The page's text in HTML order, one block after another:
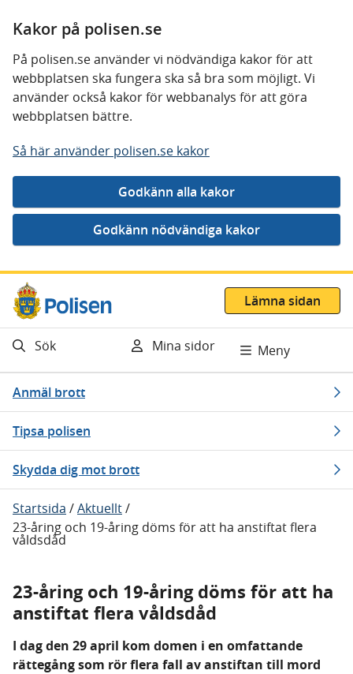
Kakor på polisen.se
På polisen.se använder vi nödvändiga kakor för att
webbplatsen ska fungera ska så bra som möjligt. Vi
använder också kakor för webbanalys för att göra
webbplatsen bättre.
Så här använder polisen.se kakor
Gå direkt till innehåll
Lämna sidan
Sök Mina sidor Meny
Anmäl brott
Tipsa polisen
Skydda dig mot brott
Startsida /Aktuellt/
23-åring och 19-åring döms för att ha anstiftat flera
våldsdåd
23-åring och 19-åring döms för att ha
anstiftat flera våldsdåd
I dag den 29 april kom domen i en omfattande
rättegång som rör flera fall av anstiftan till mord